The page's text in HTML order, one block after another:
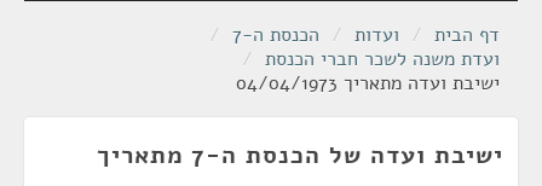
דף הבית / ועדות / הכנסת ה-7
/
ועדת משנה לשכר חברי הכנסת /
ישיבת ועדה מתאריך 04/04/1973
ישיבת ועדה של הכנסת ה-7 מתאריך